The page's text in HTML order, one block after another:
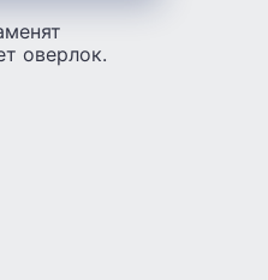
оверлок.